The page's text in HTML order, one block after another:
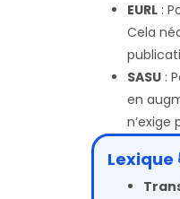
EURL :
Cela
SASU :
en
Lexique